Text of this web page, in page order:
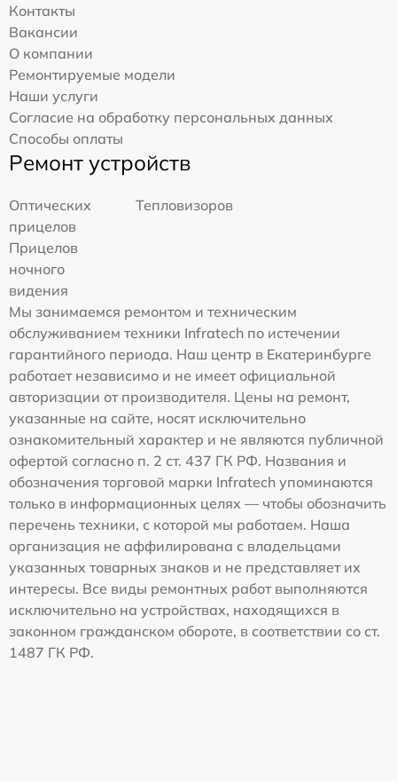
Контакты
Вакансии
О компании
Ремонтируемые модели
Наши услуги
Согласие на обработку персональных данных
Способы оплаты
Ремонт устройств
Оптических
прицелов
Тепловизоров
Прицелов
ночного
видения
Мы занимаемся ремонтом и техническим
обслуживанием техники Infratech по истечении
гарантийного периода. Наш центр в Екатеринбурге
работает независимо и не имеет официальной
авторизации от производителя. Цены на ремонт,
указанные на сайте, носят исключительно
ознакомительный характер и не являются публичной
офертой согласно п. 2 ст. 437 ГК РФ. Названия и
обозначения торговой марки Infratech упоминаются
только в информационных целях — чтобы обозначить
перечень техники, с которой мы работаем. Наша
организация не аффилирована с владельцами
указанных товарных знаков и не представляет их
интересы. Все виды ремонтных работ выполняются
исключительно на устройствах, находящихся в
законном гражданском обороте, в соответствии со ст.
1487 ГК РФ.